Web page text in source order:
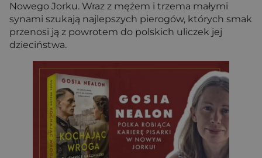
Nowego Jorku. Wraz z mężem i trzema małymi
synami szukają najlepszych pierogów, których smak
przenosi ją z powrotem do polskich uliczek jej
dzieciństwa.